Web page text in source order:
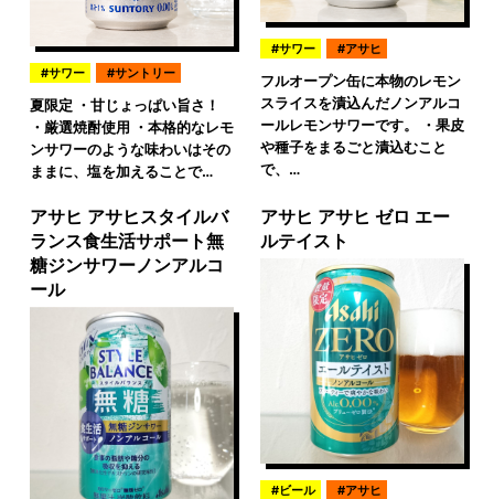
サワー サントリー
夏限定 ・甘じょっぱい旨さ！
・厳選焼酎使用 ・本格的なレモ
ンサワーのような味わいはその
ままに、塩を加えることで…
サワー アサヒ
フルオープン缶に本物のレモン
スライスを漬込んだノンアルコ
ールレモンサワーです。 ・果皮
や種子をまるごと漬込むこと
で、…
アサヒ アサヒスタイルバ
ランス食生活サポート無
糖ジンサワーノンアルコ
ール
アサヒ アサヒ ゼロ エー
ルテイスト
ビール アサヒ